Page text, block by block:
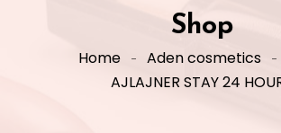
Shop
Home Aden cosmetics
AJLAJNER STAY 24